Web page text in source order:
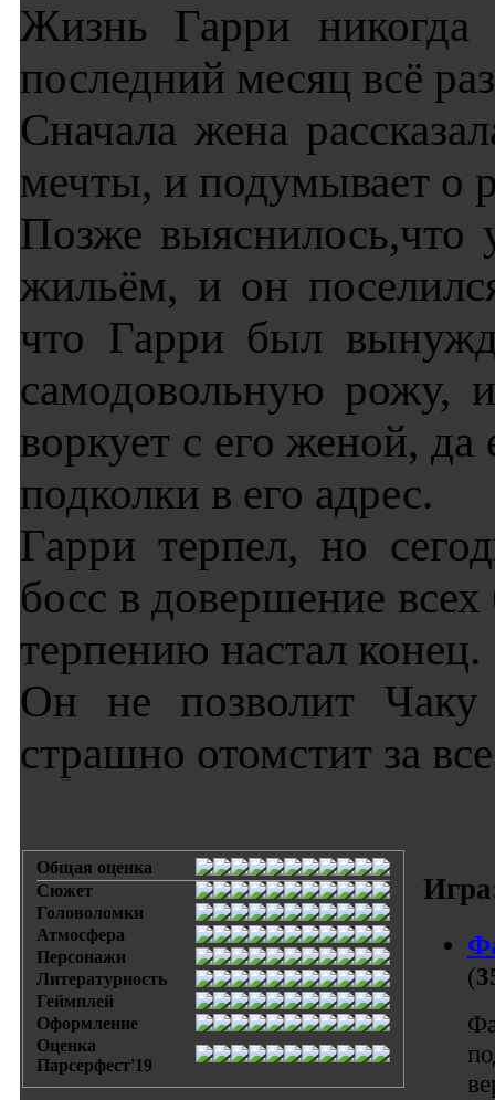
Жизнь Гарри
последний месяц всё
Сначала жена
мечты, и подумывает о
Позже выяснилось,что
жильём, и он
что Гарри был
самодовольную рожу,
воркует с его женой,
подколки в его адрес.
Гарри терпел, но
босс в довершение
терпению настал конец.
Он не позволит
страшно отомстит за
Общая оценка
Сюжет
Головоломки
Атмосфера
Персонажи
Литературность
Геймплей
Оформление
Оценка
Парсерфест'19
(